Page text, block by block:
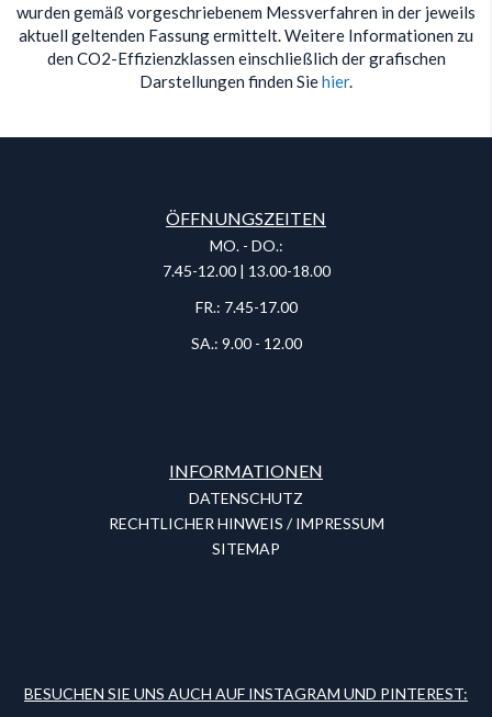
wurden gemäß vorgeschriebenem Messverfahren in der jeweils
aktuell geltenden Fassung ermittelt. Weitere Informationen zu
den CO2-Effizienzklassen einschließlich der grafischen
Darstellungen finden Siehier.
ÖFFNUNGSZEITEN
MO. - DO.:
7.45-12.00 | 13.00-18.00
FR.: 7.45-17.00
SA.: 9.00 - 12.00
INFORMATIONEN
DATENSCHUTZ
RECHTLICHER HINWEIS / IMPRESSUM
SITEMAP
BESUCHEN SIE UNS AUCH AUF INSTAGRAM UND PINTEREST: